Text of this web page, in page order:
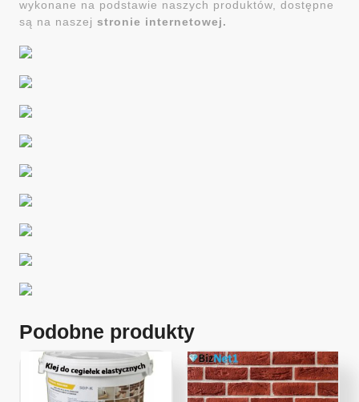
wykonane na podstawie naszych produktów, dostępne
są na naszej stronie internetowej.
Podobne produkty